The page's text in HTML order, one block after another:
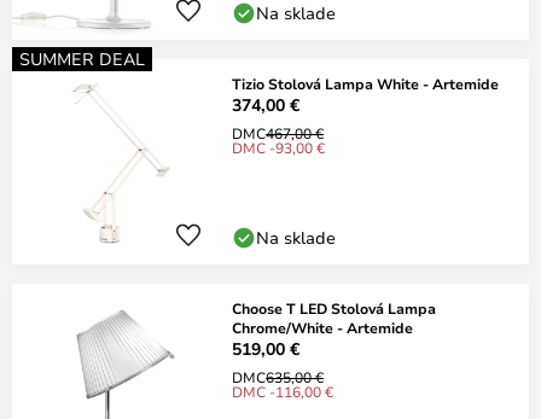
Na sklade
SUMMER DEAL
Tizio Stolová Lampa White - Artemide
374,00 €
DMC467,00 €
DMC -93,00 €
Na sklade
Choose T LED Stolová Lampa
Chrome/White - Artemide
519,00 €
DMC635,00 €
DMC -116,00 €